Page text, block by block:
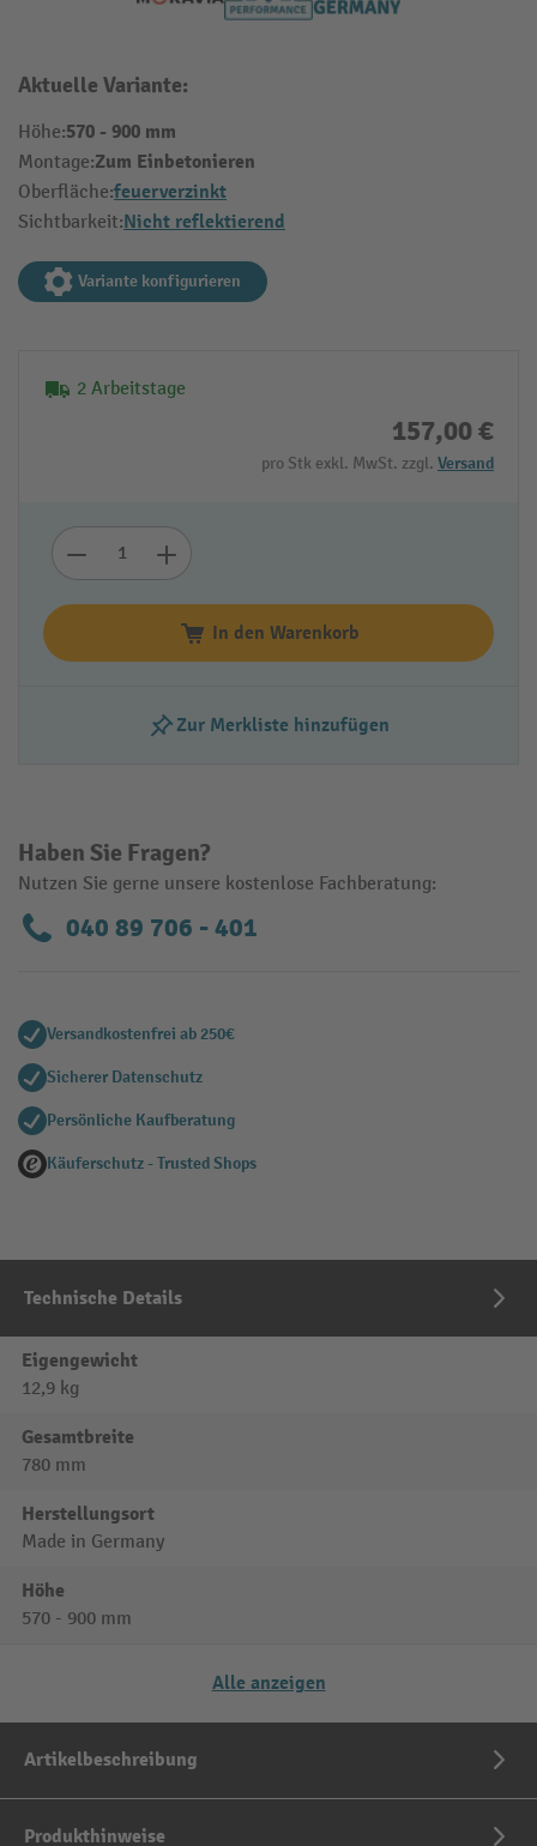
Aktuelle Variante:
Höhe:570 - 900 mm
Montage:Zum Einbetonieren
Oberfläche:feuerverzinkt
Sichtbarkeit:Nicht reflektierend
Variante konfigurieren
2 Arbeitstage
157,00 €
pro Stk exkl. MwSt. zzgl. Versand
In den Warenkorb
Zur Merkliste hinzufügen
Haben Sie Fragen?
Nutzen Sie gerne unsere kostenlose Fachberatung:
040 89 706 - 401
Versandkostenfrei ab 250€
Sicherer Datenschutz
Persönliche Kaufberatung
Käuferschutz - Trusted Shops
Technische Details
Eigengewicht
12,9 kg
Gesamtbreite
780 mm
Herstellungsort
Made in Germany
Höhe
570 - 900 mm
Alle anzeigen
Artikelbeschreibung
Produkthinweise